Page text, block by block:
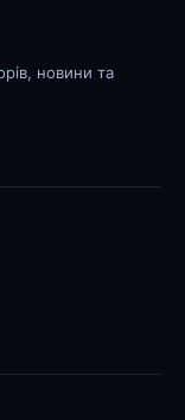
новини та